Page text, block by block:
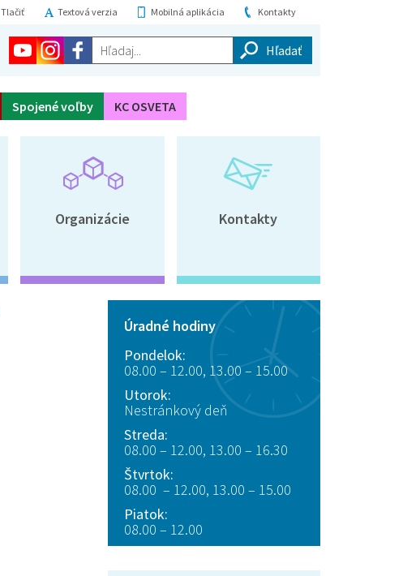
Kontakty
Mobilná aplikácia
Textová verzia
Tlačiť
Hľadaj...
Spojené voľby KC OSVETA
Organizácie Kontakty
Úradné hodiny
Pondelok:
08.00 – 12.00, 13.00 – 15.00
Utorok:
Nestránkový deň
Streda:
08.00 – 12.00, 13.00 – 16.30
Štvrtok:
08.00 – 12.00, 13.00 – 15.00
Piatok:
08.00 – 12.00